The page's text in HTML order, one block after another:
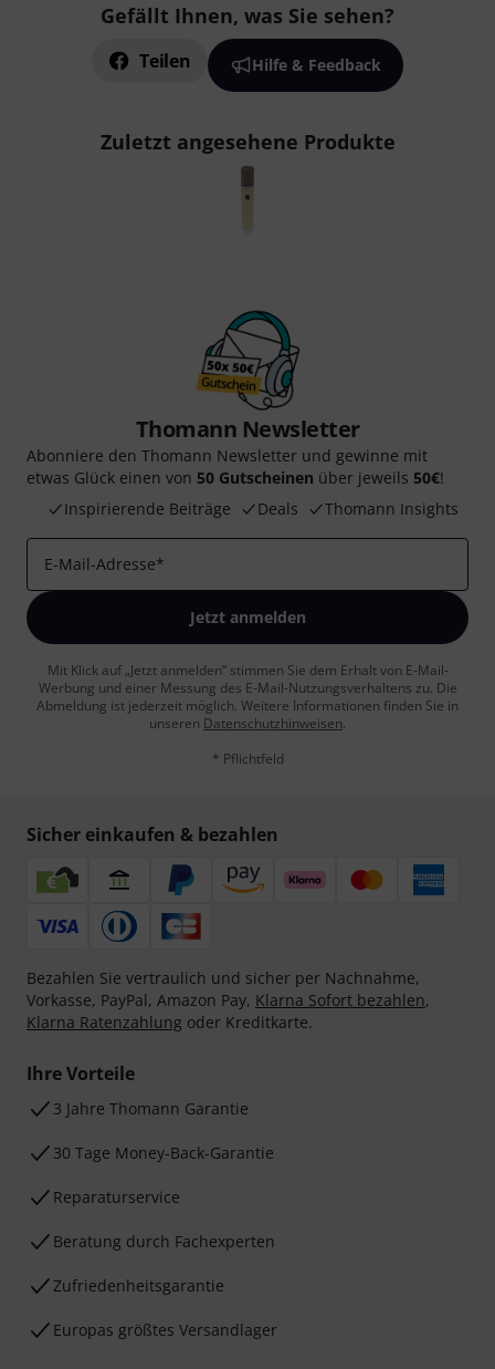
Gefällt Ihnen, was Sie sehen?
Teilen Hilfe & Feedback
Zuletzt angesehene Produkte
Thomann Newsletter
Abonniere den Thomann Newsletter und gewinne mit
etwas Glück einen von 50 Gutscheinen über jeweils 50€!
Inspirierende Beiträge
Deals Thomann Insights
E-Mail-Adresse*
Jetzt anmelden
Mit Klick auf „Jetzt anmelden“ stimmen Sie dem Erhalt von E-Mail-
Werbung und einer Messung des E-Mail-Nutzungsverhaltens zu. Die
Abmeldung ist jederzeit möglich. Weitere Informationen finden Sie in
unseren Datenschutzhinweisen.
* Pflichtfeld
Sicher einkaufen & bezahlen
Bezahlen Sie vertraulich und sicher per Nachnahme,
Vorkasse, PayPal, Amazon Pay, Klarna Sofort bezahlen,
Klarna Ratenzahlung oder Kreditkarte.
Ihre Vorteile
3 Jahre Thomann Garantie
30 Tage Money-Back-Garantie
Reparaturservice
Beratung durch Fachexperten
Zufriedenheitsgarantie
Europas größtes Versandlager